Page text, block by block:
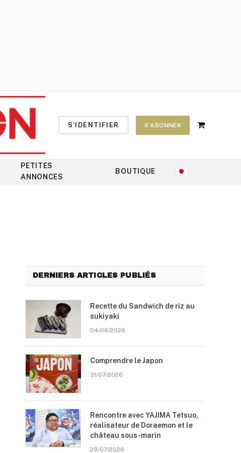
S'IDENTIFIER S'ABONNER
Shopping
PETITES
ANNONCES
BOUTIQUE
DERNIERS ARTICLES PUBLIÉS
Recette du Sandwich de riz au
sukiyaki
04/08/2026
Comprendre le Japon
31/07/2026
Rencontre avec YAJIMA Tetsuo,
réalisateur de Doraemon et le
château sous-marin
29/07/2026